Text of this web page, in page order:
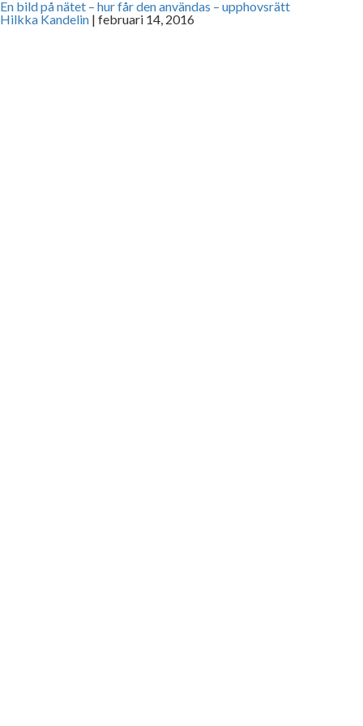
En bild på nätet – hur får den användas – upphovsrätt
Hilkka Kandelin | februari 14, 2016